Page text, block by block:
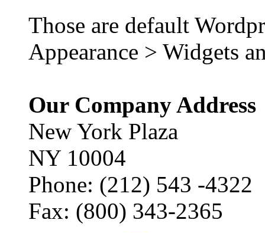
Those are default
Appearance > Widgets
Our Company Address
New York Plaza
NY 10004
Phone: (212) 543 -4322
Fax: (800) 343-2365